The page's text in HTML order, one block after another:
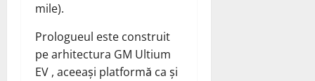
mile).
Prologueul este construit
pe arhitectura GM Ultium
EV , aceeași platformă ca și